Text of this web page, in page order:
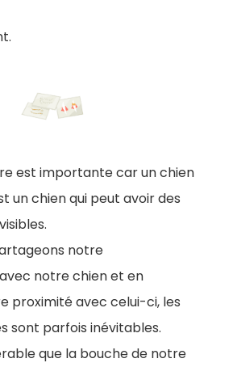
est importante car un chien
un chien qui peut avoir des
notre
notre chien et en
proximité avec celui-ci, les
sont parfois inévitables.
que la bouche de notre